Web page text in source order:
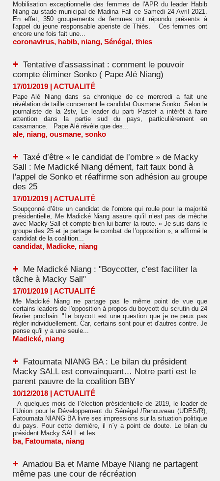
Mobilisation exceptionnelle des femmes de l'APR du leader Habib
Niang au stade municipal de Madina Fall ce Samedi 24 Avril 2021.
En effet, 350 groupements de femmes ont répondu présents à
l'appel du jeune responsable aperiste de Thiès. Ces femmes ont
encore une fois fait une...
coronavirus, habib, niang, Sénégal, thies
Tentative d’assassinat : comment le pouvoir
compte éliminer Sonko ( Pape Alé Niang)
17/01/2019 | ACTUALITÉ
Pape Alé Niang dans sa chronique de ce mercredi a fait une
révélation de taille concernant le candidat Ousmane Sonko. Selon le
journaliste de la 2stv, Le leader du parti Pastef a intérêt à faire
attention dans la partie sud du pays, particulièrement en
casamance. Pape Alé révèle que des...
ale, niang, ousmane, sonko
Taxé d’être « le candidat de l’ombre » de Macky
Sall : Me Madické Niang dément, fait faux bond à
l'appel de Sonko et réaffirme son adhésion au groupe
des 25
17/01/2019 | ACTUALITÉ
Soupçonné d’être un candidat de l’ombre qui roule pour la majorité
présidentielle, Me Madické Niang assure qu’il n’est pas de mèche
avec Macky Sall et compte bien lui barrer la route. « Je suis dans le
groupe des 25 et je partage le combat de l’opposition », a affirmé le
candidat de la coalition...
candidat, Madicke, niang
Me Madické Niang : "Boycotter, c'est faciliter la
tâche à Macky Sall"
17/01/2019 | ACTUALITÉ
Me Madciké Niang ne partage pas le même point de vue que
certains leaders de l'opposition à propos du boycott du scrutin du 24
février prochain. "Le boycott est une question que je ne peux pas
régler individuellement. Car, certains sont pour et d'autres contre. Je
pense qu'il y a une seule...
Madické, niang
Fatoumata NIANG BA : Le bilan du président
Macky SALL est convainquant… Notre parti est le
parent pauvre de la coalition BBY
10/12/2018 | ACTUALITÉ
A quelques mois de l`élection présidentielle de 2019, le leader de
l`Union pour le Développement du Sénégal /Renouveau (UDES/R),
Fatoumata NIANG BA livre ses impressions sur la situation politique
du pays. Pour cette dernière, il n`y a point de doute. Le bilan du
président Macky SALL et les...
ba, Fatoumata, niang
Amadou Ba et Mame Mbaye Niang ne partagent
même pas une cour de récréation